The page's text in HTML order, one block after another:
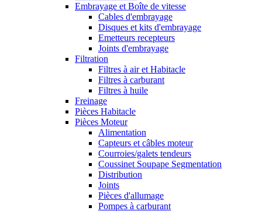
Embrayage et Boîte de vitesse
Cables d'embrayage
Disques et kits d'embrayage
Emetteurs recepteurs
Joints d'embrayage
Filtration
Filtres à air et Habitacle
Filtres à carburant
Filtres à huile
Freinage
Pièces Habitacle
Pièces Moteur
Alimentation
Capteurs et câbles moteur
Courroies/galets tendeurs
Coussinet Soupape Segmentation
Distribution
Joints
Pièces d'allumage
Pompes à carburant